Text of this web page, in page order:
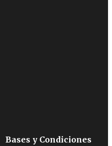
Bases y Condiciones